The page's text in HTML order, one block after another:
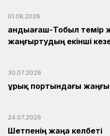
01.08.2026
Қандыағаш-Тобыл темір
жаңғыртудың екінші
30.07.2026
Құрық портындағы
24.07.2026
Шетпенің жаңа келбеті